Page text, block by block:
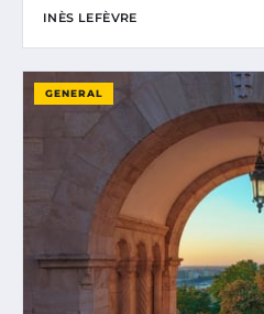
INÈS LEFÈVRE
GENERAL